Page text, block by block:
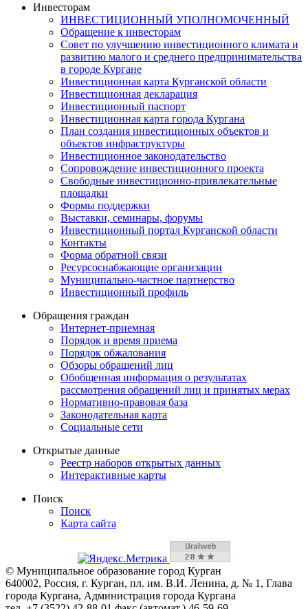
Инвесторам
ИНВЕСТИЦИОННЫЙ УПОЛНОМОЧЕННЫЙ
Обращение к инвесторам
Совет по улучшению инвестиционного климата и
развитию малого и среднего предпринимательства
в городе Кургане
Инвестиционная карта Курганской области
Инвестиционная декларация
Инвестиционный паспорт
Инвестиционная карта города Кургана
План создания инвестиционных объектов и
объектов инфраструктуры
Инвестиционное законодательство
Сопровождение инвестиционного проекта
Свободные инвестиционно-привлекательные
площадки
Формы поддержки
Выставки, семинары, форумы
Инвестиционный портал Курганской области
Контакты
Форма обратной связи
Ресурсоснабжающие организации
Муниципально-частное партнерство
Инвестиционный профиль
Обращения граждан
Интернет-приемная
Порядок и время приема
Порядок обжалования
Обзоры обращений лиц
Обобщенная информация о результатах
рассмотрения обращений лиц и принятых мерах
Нормативно-правовая база
Законодательная карта
Социальные сети
Открытые данные
Реестр наборов открытых данных
Интерактивные карты
Поиск
Поиск
Карта сайта
© Муниципальное образование город Курган
640002, Россия, г. Курган, пл. им. В.И. Ленина, д. № 1, Глава
города Кургана, Администрация города Кургана